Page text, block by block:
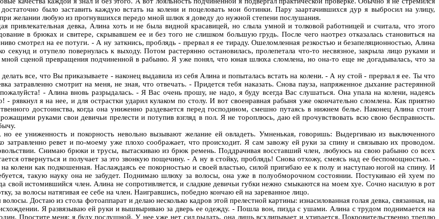
было заставить каждую встать на колени и поцеловать мои ботинки. Пару заартачившихся дур я выбросил на улицу,
желании любую из прогнувшихся передо мной шлюх я доведу до нужной степени послушания.
девка, Алина хоть и не была видной красавицей, но слыла умной и толковой работницей и считала, что этого
в брюках и свитере, скрывавшем ее и без того не слишком большую грудь. После чего наотрез отказалась становиться на
смотрел на ее потуги. - А ну заткнись, проблядь - прервал я ее тираду. Ошеломленная резкостью и безапеляционностью, Алина
и отупело повернулась к выходу. Потом растерянно остановилась, пролепетала что-то несвязное, закрыла лицо руками и
сценой превращения подчиненной в рабыню. Я уже понял, что юная шлюха сломлена, но она-то еще не догадывалась, что за
все, что Вы приказываете - наконец выдавила из себя Алина и попыталась встать на колени. - А ну стой - прервал я ее. Ты что
затравленно смотрит на меня, не зная, что отвечать. - Придется тебя наказать. Снова пауза, напряженное дыхание растерянной
- Алина вновь разрыдалась. - Я Вас очень прошу, не надо, я буду всегда Вас слушаться. Она упала на колени, надеясь
я на нее, и для острастки ударил кулаком по столу. И вот своенравная рабыня уже окончательно сломлена. Как приятно
достоинства, когда она униженно раздевается перед господином, смешно путаясь в нижнем белье. Наконец Алина стоит
руками свои девичьи прелести и потупив взгляд в пол. Я не тороплюсь, даю ей прочувствовать всю свою бесправность.
униженность и покорность невольно вызывают желание ей овладеть. Умненькая, говоришь: Выдергиваю из выключенного
затравленно ревет и по-моему уже плохо соображает, что происходит. Я сам завожу ей руки за спину и связываю их проводом.
Снимаю брюки и трусы, вытаскиваю из брюк ремень. Поддрачивая восставший член, любуюсь на свою рабыню со всех
отвернуться и получает за это звонкую пощечину. - А ну в стойку, проблядь! Снова отхожу, смеясь над ее беспомощностью. -
колени как подкошенная. Наслаждаясь ее покорностью и своей властью, силой пригибаю ее к полу и наступаю ногой на спину. И
такую науку она не забудет. Поднимаю шлюху за волосы, она уже в полуобморочном состоянии. Постукиваю ей хуем по
свой истомившийся член. Алина не сопротивляется, и сладкие девичьи губки нежно смыкаются на моем хуе. Сочно насилую в рот
за волосы натягивая ее себе на член. Наигравшись, победно кончаю ей на зареванное лицо.
Достаю из стола фотоаппарат и делаю несколько кадров этой прелестной картины: изнасилованная голая девка, связанная, на
Я развязываю ей руки и вышвыриваю за дверь ее одежду. - Пошла вон, пизда с ушами. Алина с трудом поднимается на
Простите меня: я буду послушной. У нее уже нет сил рыдать, она лишь всхлипывает и утирается. Покровительственно треплю